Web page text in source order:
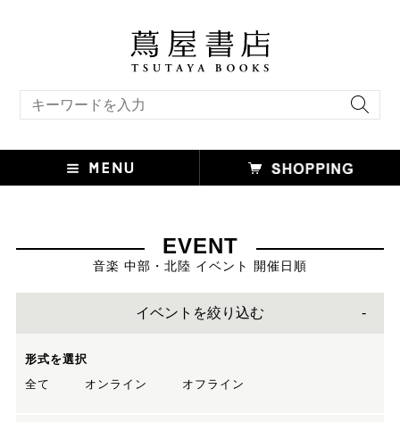
EVENT
音楽 中部・北陸 イベント 開催日順
イベントを絞り込む
形式を選択
全て
オンライン オフライン